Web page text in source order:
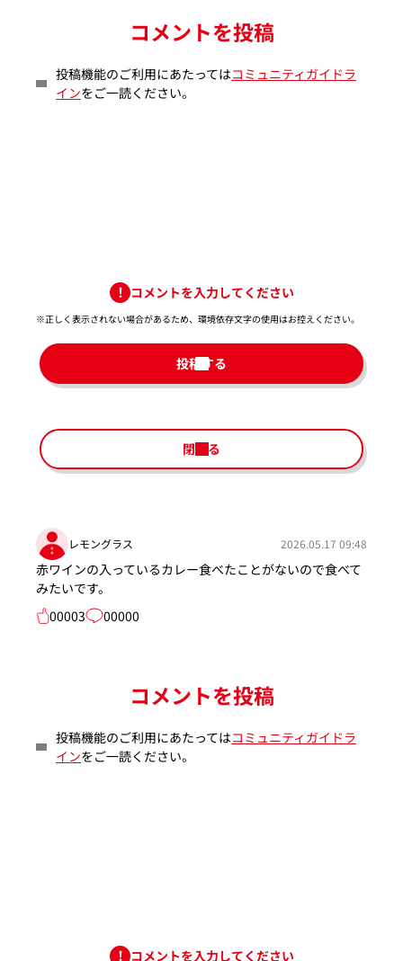
コメントを投稿
投稿機能のご利用にあたってはコミュニティガイドラ
インをご一読ください。
コメントを入力してください
※正しく表示されない場合があるため、環境依存文字の使用はお控えください。​
投稿する
閉じる
レモングラス 2026.05.17 09:48
赤ワインの入っているカレー食べたことがないので食べて
みたいです。
00003
00000
コメントを投稿
投稿機能のご利用にあたってはコミュニティガイドラ
インをご一読ください。
コメントを入力してください